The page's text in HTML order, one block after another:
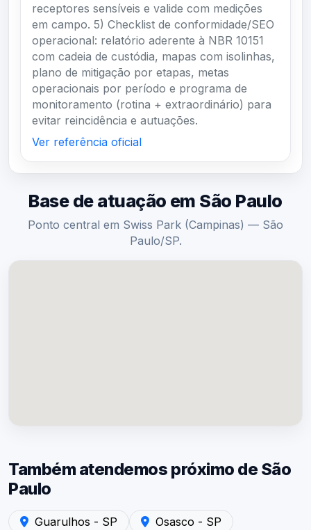
receptores sensíveis e valide com medições
em campo. 5) Checklist de conformidade/SEO
operacional: relatório aderente à NBR 10151
com cadeia de custódia, mapas com isolinhas,
plano de mitigação por etapas, metas
operacionais por período e programa de
monitoramento (rotina + extraordinário) para
evitar reincidência e autuações.
Ver referência oficial
Base de atuação em São Paulo
Ponto central em Swiss Park (Campinas) — São
Paulo/SP.
Também atendemos próximo de São
Paulo
Guarulhos - SP
Atendimento em Guarulhos - SP — Acústica São Paulo
Osasco - SP
Atendimento em Osasco - SP —